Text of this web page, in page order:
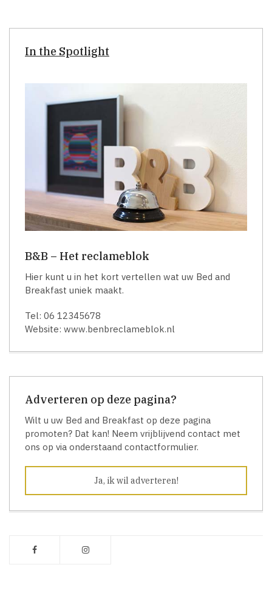
In the Spotlight
B&B – Het reclameblok
Hier kunt u in het kort vertellen wat uw Bed and
Breakfast uniek maakt.
Tel: 06 12345678
Website: www.benbreclameblok.nl
Adverteren op deze pagina?
Wilt u uw Bed and Breakfast op deze pagina
promoten? Dat kan! Neem vrijblijvend contact met
ons op via onderstaand contactformulier.
Ja, ik wil adverteren!